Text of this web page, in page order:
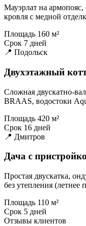
Мауэрлат на
кровля с медной
Площадь 160 м²
Срок 7 дней
📍 Подольск
Двухэтажный
Сложная двускатно-
BRAAS, водостоки
Площадь 420 м²
Срок 16 дней
📍 Дмитров
Дача с
Простая двускатка,
без утепления (летнее
Площадь 110 м²
Срок 5 дней
Отзывы клиентов